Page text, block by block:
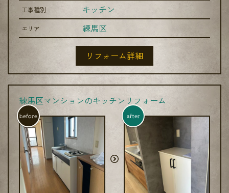
工事種別 キッチン
エリア 練馬区
リフォーム詳細
練馬区マンションのキッチンリフォーム
before after